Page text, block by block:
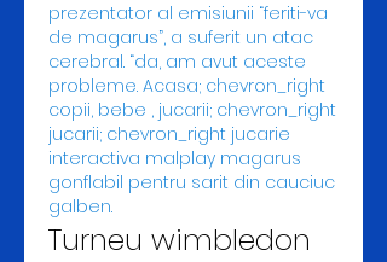
prezentator al emisiunii “feriti-va
de magarus”, a suferit un atac
cerebral. “da, am avut aceste
probleme. Acasa; chevron_right
copii, bebe , jucarii; chevron_right
jucarii; chevron_right jucarie
interactiva malplay magarus
gonflabil pentru sarit din cauciuc
galben.
Turneu wimbledon